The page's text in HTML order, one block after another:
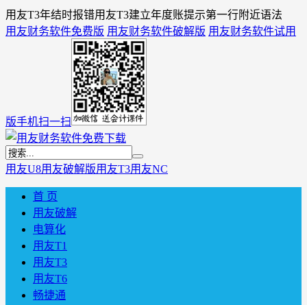
用友T3年结时报错用友T3建立年度账提示第一行附近语法
用友财务软件免费版 用友财务软件破解版 用友财务软件试用
版手机扫一扫
用友U8用友破解版用友T3用友NC
首 页
用友破解
电算化
用友T1
用友T3
用友T6
畅捷通